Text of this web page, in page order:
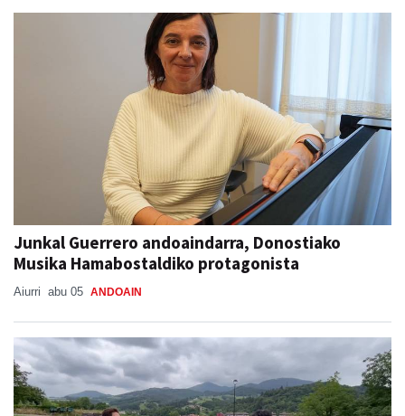
Junkal Guerrero andoaindarra, Donostiako
Musika Hamabostaldiko protagonista
Aiurri abu 05 ANDOAIN